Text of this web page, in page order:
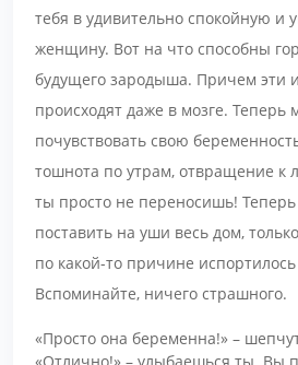
тебя в удивительно спокойную и
женщину. Вот на что способны
будущего зародыша. Причем эти
происходят даже в мозге. Теперь
почувствовать свою
тошнота по утрам, отвращение к
ты просто не переносишь!
поставить на уши весь дом,
по какой-то причине
Вспоминайте, ничего страшного.
«Просто она беременна!» –